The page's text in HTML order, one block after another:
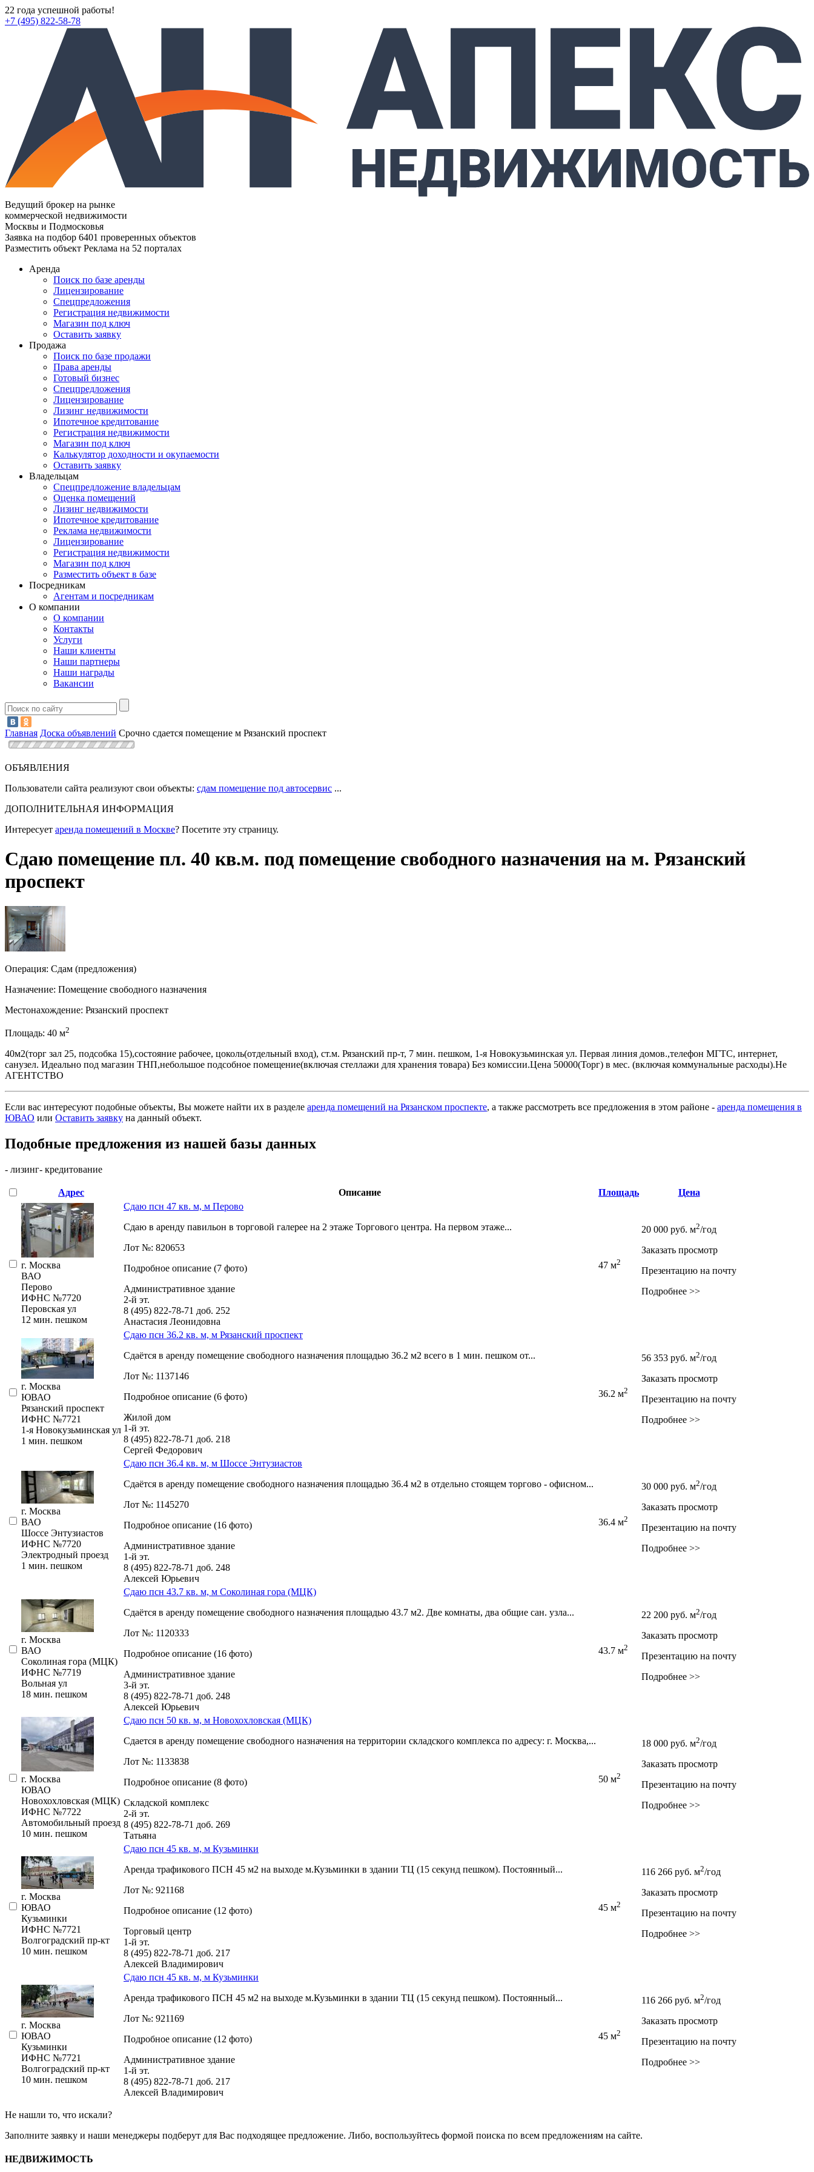
22 года успешной работы!
+7 (495) 822-58-78
Ведущий брокер на рынке
коммерческой недвижимости
Москвы и Подмосковья
Заявка на подбор 6401 проверенных объектов
Разместить объект Реклама на 52 порталах
Аренда
Поиск по базе аренды
Лицензирование
Спецпредложения
Регистрация недвижимости
Магазин под ключ
Оставить заявку
Продажа
Поиск по базе продажи
Права аренды
Готовый бизнес
Спецпредложения
Лицензирование
Лизинг недвижимости
Ипотечное кредитование
Регистрация недвижимости
Магазин под ключ
Калькулятор доходности и окупаемости
Оставить заявку
Владельцам
Спецпредложение владельцам
Оценка помещений
Лизинг недвижимости
Ипотечное кредитование
Реклама недвижимости
Лицензирование
Регистрация недвижимости
Магазин под ключ
Разместить объект в базе
Посредникам
Агентам и посредникам
О компании
О компании
Контакты
Услуги
Наши клиенты
Наши партнеры
Наши награды
Вакансии
Главная Доска объявлений Срочно сдается помещение м Рязанский проспект
ОБЪЯВЛЕНИЯ
Пользователи сайта реализуют свои объекты: сдам помещение под автосервис ...
ДОПОЛНИТЕЛЬНАЯ ИНФОРМАЦИЯ
Интересует аренда помещений в Москве? Посетите эту страницу.
Сдаю помещение пл. 40 кв.м. под помещение свободного назначения на м. Рязанский
проспект
Операция: Сдам (предложения)
Назначение: Помещение свободного назначения
Местонахождение: Рязанский проспект
Площадь: 40 м2
40м2(торг зал 25, подсобка 15),состояние рабочее, цоколь(отдельный вход), ст.м. Рязанский пр-т, 7 мин. пешком, 1-я Новокузьминская ул. Первая линия домов.,телефон МГТС, интернет,
санузел. Идеально под магазин ТНП,небольшое подсобное помещение(включая стеллажи для хранения товара) Без комиссии.Цена 50000(Торг) в мес. (включая коммунальные расходы).Не
АГЕНТСТВО
Если вас интересуют подобные объекты, Вы можете найти их в разделе аренда помещений на Рязанском проспекте, а также рассмотреть все предложения в этом районе - аренда помещения в
ЮВАО или Оставить заявку на данный объект.
Подобные предложения из нашей базы данных
- лизинг- кредитование
Адрес Описание Площадь Цена
г. Москва
ВАО
Перово
ИФНС №7720
Перовская ул
12 мин. пешком
Сдаю псн 47 кв. м, м Перово
Сдаю в аренду павильон в торговой галерее на 2 этаже Торгового центра. На первом этаже...
Лот №: 820653
Подробное описание (7 фото)
Административное здание
2-й эт.
8 (495) 822-78-71 доб. 252
Анастасия Леонидовна
47 м2
20 000 руб. м2/год
Заказать просмотр
Презентацию на почту
Подробнее >>
г. Москва
ЮВАО
Рязанский проспект
ИФНС №7721
1-я Новокузьминская ул
1 мин. пешком
Сдаю псн 36.2 кв. м, м Рязанский проспект
Сдаётся в аренду помещение свободного назначения площадью 36.2 м2 всего в 1 мин. пешком от...
Лот №: 1137146
Подробное описание (6 фото)
Жилой дом
1-й эт.
8 (495) 822-78-71 доб. 218
Сергей Федорович
36.2 м2
56 353 руб. м2/год
Заказать просмотр
Презентацию на почту
Подробнее >>
г. Москва
ВАО
Шоссе Энтузиастов
ИФНС №7720
Электродный проезд
1 мин. пешком
Сдаю псн 36.4 кв. м, м Шоссе Энтузиастов
Сдаётся в аренду помещение свободного назначения площадью 36.4 м2 в отдельно стоящем торгово - офисном...
Лот №: 1145270
Подробное описание (16 фото)
Административное здание
1-й эт.
8 (495) 822-78-71 доб. 248
Алексей Юрьевич
36.4 м2
30 000 руб. м2/год
Заказать просмотр
Презентацию на почту
Подробнее >>
г. Москва
ВАО
Соколиная гора (МЦК)
ИФНС №7719
Вольная ул
18 мин. пешком
Сдаю псн 43.7 кв. м, м Соколиная гора (МЦК)
Сдаётся в аренду помещение свободного назначения площадью 43.7 м2. Две комнаты,­ два общие сан. узла...
Лот №: 1120333
Подробное описание (16 фото)
Административное здание
3-й эт.
8 (495) 822-78-71 доб. 248
Алексей Юрьевич
43.7 м2
22 200 руб. м2/год
Заказать просмотр
Презентацию на почту
Подробнее >>
г. Москва
ЮВАО
Новохохловская (МЦК)
ИФНС №7722
Автомобильный проезд
10 мин. пешком
Сдаю псн 50 кв. м, м Новохохловская (МЦК)
Сдается в аренду помещение свободного назначения на территории складского комплекса по адресу: г. Москва,­...
Лот №: 1133838
Подробное описание (8 фото)
Складской комплекс
2-й эт.
8 (495) 822-78-71 доб. 269
Татьяна
50 м2
18 000 руб. м2/год
Заказать просмотр
Презентацию на почту
Подробнее >>
г. Москва
ЮВАО
Кузьминки
ИФНС №7721
Волгоградский пр-кт
10 мин. пешком
Сдаю псн 45 кв. м, м Кузьминки
Аренда трафикового ПСН 45 м2 на выходе м.Кузьминки в здании ТЦ (15 секунд пешком). Постоянный...
Лот №: 921168
Подробное описание (12 фото)
Торговый центр
1-й эт.
8 (495) 822-78-71 доб. 217
Алексей Владимирович
45 м2
116 266 руб. м2/год
Заказать просмотр
Презентацию на почту
Подробнее >>
г. Москва
ЮВАО
Кузьминки
ИФНС №7721
Волгоградский пр-кт
10 мин. пешком
Сдаю псн 45 кв. м, м Кузьминки
Аренда трафикового ПСН 45 м2 на выходе м.Кузьминки в здании ТЦ (15 секунд пешком). Постоянный...
Лот №: 921169
Подробное описание (12 фото)
Административное здание
1-й эт.
8 (495) 822-78-71 доб. 217
Алексей Владимирович
45 м2
116 266 руб. м2/год
Заказать просмотр
Презентацию на почту
Подробнее >>
Не нашли то, что искали?
Заполните заявку и наши менеджеры подберут для Вас подходящее предложение. Либо, воспользуйтесь формой поиска по всем предложениям на сайте.
НЕДВИЖИМОСТЬ